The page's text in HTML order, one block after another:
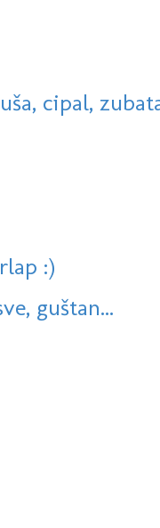
cipal,
:)
guštan...